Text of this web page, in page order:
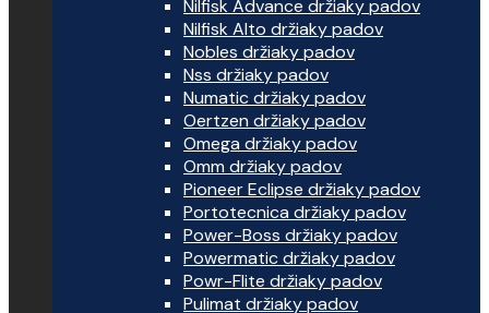
Nilfisk Advance držiaky padov
Nilfisk Alto držiaky padov
Nobles držiaky padov
Nss držiaky padov
Numatic držiaky padov
Oertzen držiaky padov
Omega držiaky padov
Omm držiaky padov
Pioneer Eclipse držiaky padov
Portotecnica držiaky padov
Power-Boss držiaky padov
Powermatic držiaky padov
Powr-Flite držiaky padov
Pulimat držiaky padov